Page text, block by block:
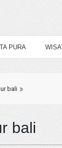
PURA
bali
bali